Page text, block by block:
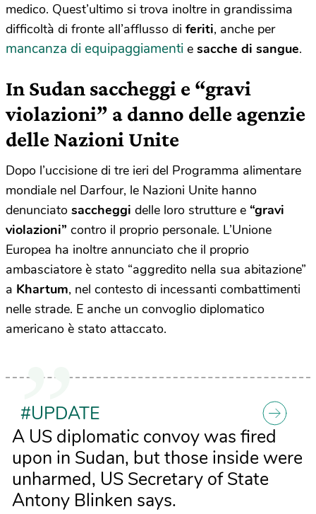
medico. Quest’ultimo si trova inoltre in grandissima
difficoltà di fronte all’afflusso di feriti, anche per
mancanza di equipaggiamenti e sacche di sangue.
In Sudan saccheggi e “gravi
violazioni” a danno delle agenzie
delle Nazioni Unite
Dopo l’uccisione di tre ieri del Programma alimentare
mondiale nel Darfour, le Nazioni Unite hanno
denunciato saccheggi delle loro strutture e “gravi
violazioni” contro il proprio personale. L’Unione
Europea ha inoltre annunciato che il proprio
ambasciatore è stato “aggredito nella sua abitazione”
a Khartum, nel contesto di incessanti combattimenti
nelle strade. E anche un convoglio diplomatico
americano è stato attaccato.
#UPDATE
A US diplomatic convoy was fired
upon in Sudan, but those inside were
unharmed, US Secretary of State
Antony Blinken says.